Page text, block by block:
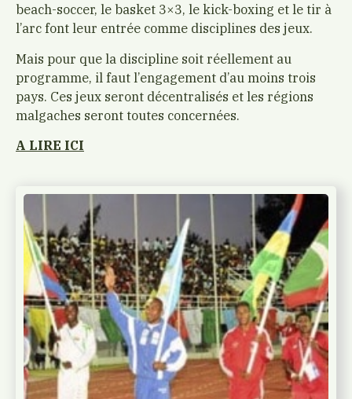
beach-soccer, le basket 3×3, le kick-boxing et le tir à
l’arc font leur entrée comme disciplines des jeux.
Mais pour que la discipline soit réellement au
programme, il faut l’engagement d’au moins trois
pays. Ces jeux seront décentralisés et les régions
malgaches seront toutes concernées.
A LIRE ICI